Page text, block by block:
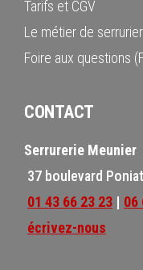
Tarifs et CGV
Le métier de serrurier
Foire aux questions
CONTACT
Serrurerie Meunier
37 boulevard
01 43 66 23 23 | 06
écrivez-nous